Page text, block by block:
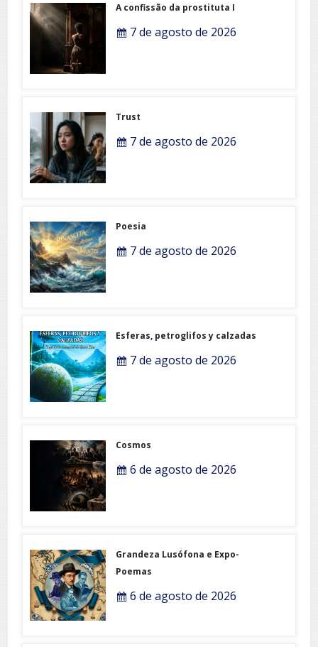
A confissão da prostituta I
7 de agosto de 2026
Trust
7 de agosto de 2026
Poesia
7 de agosto de 2026
Esferas, petroglifos y calzadas
7 de agosto de 2026
Cosmos
6 de agosto de 2026
Grandeza Lusófona e Expo-
Poemas
6 de agosto de 2026